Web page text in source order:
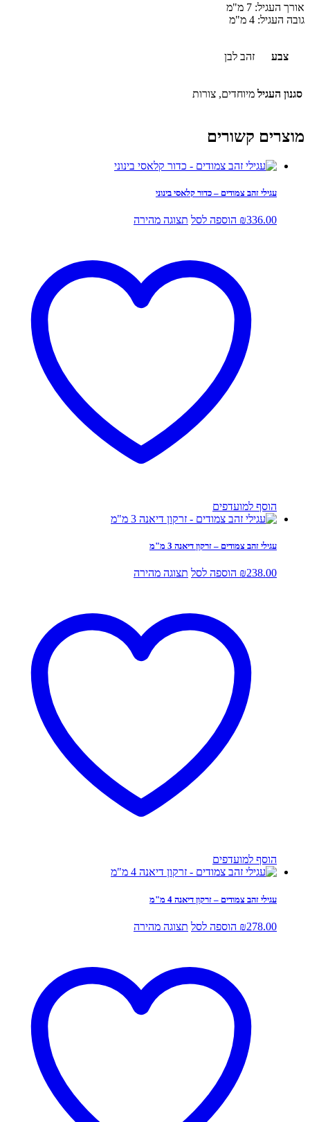
אורך העגיל: 7 מ"מ
גובה העגיל: 4 מ"מ
צבע זהב לבן
סגנון העגיל מיוחדים, צורות
מוצרים קשורים
עגילי זהב צמודים – כדור קלאסי בינוני
₪336.00 הוספה לסל תצוגה מהירה
הוסף למועדפים
עגילי זהב צמודים – זרקון דיאנה 3 מ"מ
₪238.00 הוספה לסל תצוגה מהירה
הוסף למועדפים
עגילי זהב צמודים – זרקון דיאנה 4 מ"מ
₪278.00 הוספה לסל תצוגה מהירה